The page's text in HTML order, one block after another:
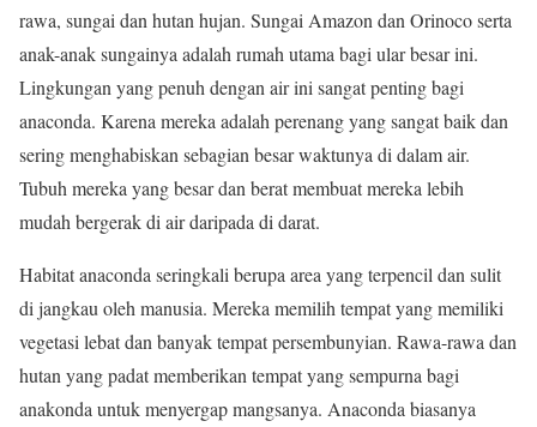
rawa, sungai dan hutan hujan. Sungai Amazon dan Orinoco serta
anak-anak sungainya adalah rumah utama bagi ular besar ini.
Lingkungan yang penuh dengan air ini sangat penting bagi
anaconda. Karena mereka adalah perenang yang sangat baik dan
sering menghabiskan sebagian besar waktunya di dalam air.
Tubuh mereka yang besar dan berat membuat mereka lebih
mudah bergerak di air daripada di darat.
Habitat anaconda seringkali berupa area yang terpencil dan sulit
di jangkau oleh manusia. Mereka memilih tempat yang memiliki
vegetasi lebat dan banyak tempat persembunyian. Rawa-rawa dan
hutan yang padat memberikan tempat yang sempurna bagi
anakonda untuk menyergap mangsanya. Anaconda biasanya